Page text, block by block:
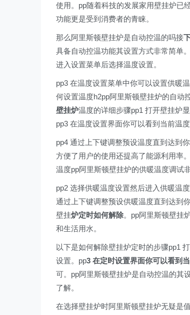
使用。pp随着科技的发展家用壁挂炉已
功能更是受到消费者的青睐。
那么阿里斯顿壁挂炉是自动控温的吗接
具备自动控温功能其设置方式非常简单
进入设置菜单后选择温度设置。
pp3 在温度设置菜单中你可以设置供暖
何设置温度h2pp阿里斯顿壁挂炉的自动
壁挂炉温度的详细步骤pp1 打开壁挂炉
pp3 在温度设置界面你可以看到当前温度
pp4 通过上下键调整预设温度直到达到
方便了用户的使用还提高了能源利用率
温度pp阿里斯顿壁挂炉的供暖温度调试
pp2 选择供暖温度设置然后进入供暖温
通过上下键调整预设供暖温度直到达到
壁挂炉定时如何解除。pp阿里斯顿壁挂
和生活用水。
以下是如何解除壁挂炉定时的步骤pp1
设置。pp3 在定时设置界面你可以看到
可。pp阿里斯顿壁挂炉是自动控温的其
了解。
在选择壁挂炉时阿里斯顿壁挂炉无疑是